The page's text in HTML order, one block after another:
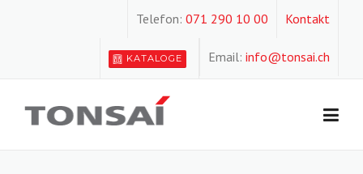
Kontakt
Telefon: 071 290 10 00
Email: info@tonsai.ch
KATALOGE